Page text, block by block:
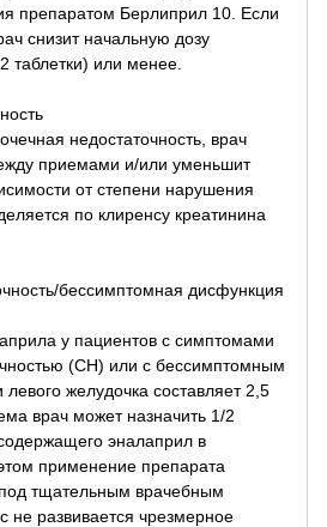
препаратом Берлиприл 10. Если
снизит начальную дозу
таблетки) или менее.
недостаточность, врач
приемами и/или уменьшит
от степени нарушения
по клиренсу креатинина
бессимптомная дисфункция
у пациентов с симптомами
(СН) или с бессимптомным
желудочка составляет 2,5
врач может назначить 1/2
эналаприл в
применение препарата
тщательным врачебным
не развивается чрезмерное